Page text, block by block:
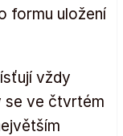
formu uložení
vždy
se ve čtvrtém